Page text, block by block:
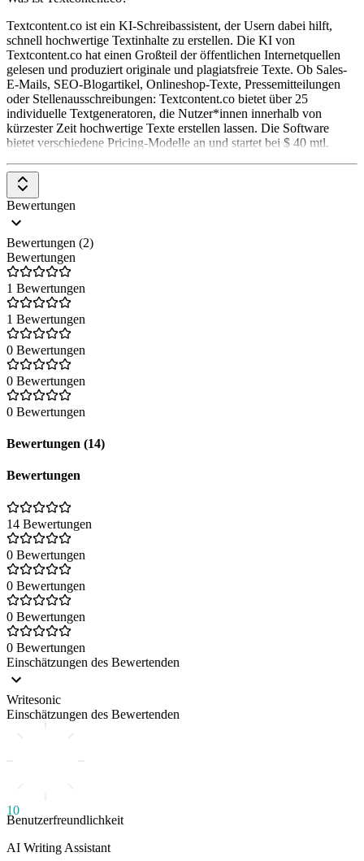
Textcontent.co ist ein KI-Schreibassistent, der Usern dabei hilft,
schnell hochwertige Textinhalte zu erstellen. Die KI von
Textcontent.co hat einen Großteil der öffentlichen Internetquellen
gelesen und produziert originale und plagiatsfreie Texte. Ob Sales-
E-Mails, SEO-Blogartikel, Onlineshop-Texte, Pressemitteilungen
oder Stellenausschreibungen: Textcontent.co bietet über 25
individuelle Textgeneratoren, die Nutzer*innen innerhalb von
kürzester Zeit hochwertige Texte erstellen lassen. Die Software
bietet verschiedene Pricing-Modelle an und startet bei $ 40 mtl.
Bewertungen
Bewertungen (2)
Bewertungen
1 Bewertungen
1 Bewertungen
0 Bewertungen
0 Bewertungen
0 Bewertungen
Bewertungen (14)
Bewertungen
14 Bewertungen
0 Bewertungen
0 Bewertungen
0 Bewertungen
0 Bewertungen
Einschätzungen des Bewertenden
Writesonic
Einschätzungen des Bewertenden
10
Benutzerfreundlichkeit
AI Writing Assistant